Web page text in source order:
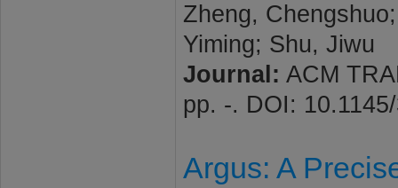
Zheng,
Yiming; Shu, Jiwu
Journal: ACM
pp. -. DOI:
Argus: A